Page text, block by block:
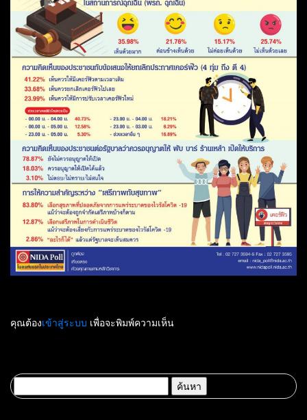
คุณต้องเข้าสู่ระบบ เพื่อจะพิมพ์ความเห็น
สำหรับ: